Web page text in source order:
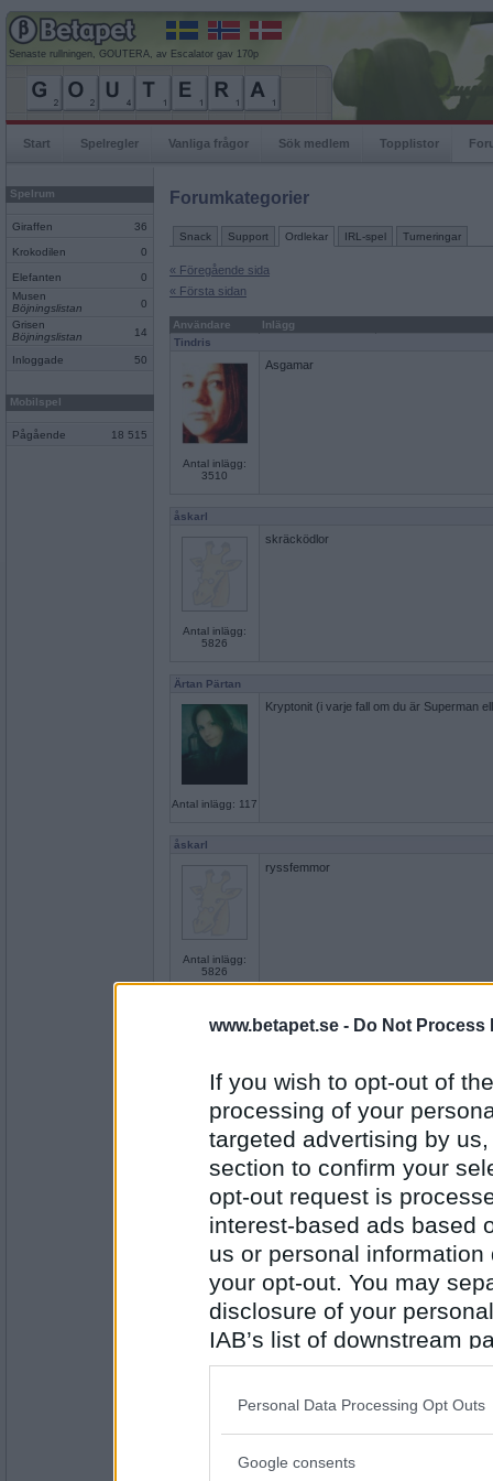
www.betapet.se - Do Not Process
If you wish to opt-out of
processing of your
targeted advertising by
section to confirm your
opt-out request is
interest-based ads based
us or personal
your opt-out. You may
disclosure of your
IAB’s list of downstream
also be disclosed by us
Downstream Participants
Please note that this
Personal Data Processing Opt Outs
Google consents
Senaste rullningen, GOUTERA, av Escalator gav 170p
Start Spelregler Vanliga frågor Sök medlem Topplistor
Spelrum
Giraffen 36
Krokodilen 0
Elefanten
0
Musen
Böjningslistan
0
Grisen
Böjningslistan
14
Inloggade 50
Mobilspel
Pågående 18 515
Forumkategorier
Snack Support Ordlekar IRL-spel Turneringar
« Föregående sida
« Första sidan
Användare
Inlägg
Tindris
Antal inlägg:
3510
Asgamar
åskarl
Antal inlägg:
5826
skräcködlor
Ärtan Pärtan
Antal inlägg: 117
Kryptonit (i varje fall om du är Superman
åskarl
Antal inlägg:
5826
ryssfemmor
Antal inlägg:
3510
Yrkesmördare
Antal inlägg:
5826
rabieshundar